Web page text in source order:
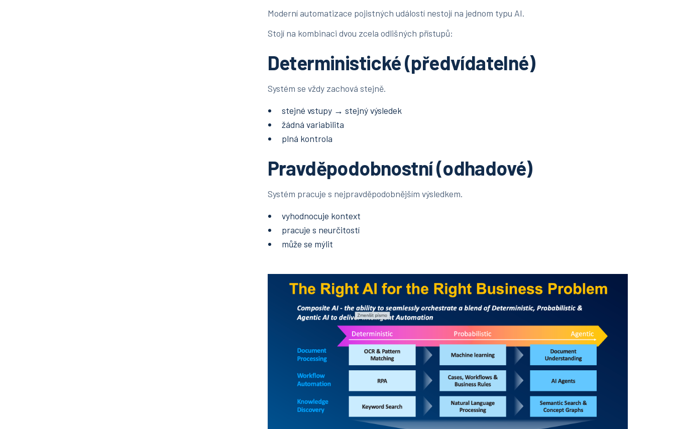
Moderní automatizace pojistných událostí nestojí na jednom typu AI.
Stojí na kombinaci dvou zcela odlišných přístupů:
Deterministické (předvídatelné)
Systém se vždy zachová stejně.
stejné vstupy → stejný výsledek
žádná variabilita
plná kontrola
Pravděpodobnostní (odhadové)
Systém pracuje s nejpravděpodobnějším výsledkem.
vyhodnocuje kontext
pracuje s neurčitostí
může se mýlit